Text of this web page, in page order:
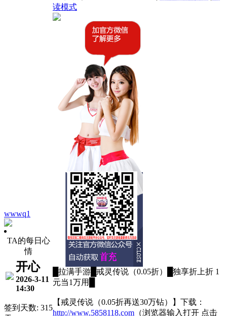
wwwq1
TA的每日心
情
开心
2026-3-11
14:30
签到天数: 315
读模式
█拉满手游█戒灵传说（0.05折）█独享折上折 1
元当1万用█
【戒灵传说（0.05折再送30万钻）】下载：
http://www.5858118.com （浏览器输入打开 点击